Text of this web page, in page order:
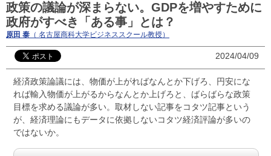
政策の議論が深まらない。GDPを増やすために
政府がすべき「ある事」とは？
原田 泰 （ 名古屋商科大学ビジネススクール教授）
2024/04/09
経済政策論議には、物価が上がればなんとか下げろ、円安にな
れば輸入物価が上がるからなんとか上げろと、ばらばらな政策
目標を求める議論が多い。取材しない記事をコタツ記事という
が、経済理論にもデータに依拠しないコタツ経済評論が多いの
ではないか。